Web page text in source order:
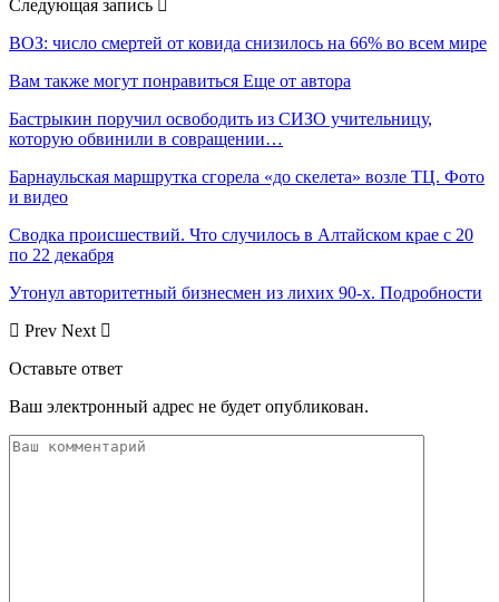
Следующая запись
ВОЗ: число смертей от ковида cнизилось на 66% во всем мире
Вам также могут понравиться Еще от автора
Бастрыкин поручил освободить из СИЗО учительницу,
которую обвинили в совращении…
Барнаульская маршрутка сгорела «до скелета» возле ТЦ. Фото
и видео
Сводка происшествий. Что случилось в Алтайском крае с 20
по 22 декабря
Утонул авторитетный бизнесмен из лихих 90-х. Подробности
Prev Next
Оставьте ответ
Ваш электронный адрес не будет опубликован.